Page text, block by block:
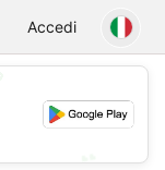
Accedi